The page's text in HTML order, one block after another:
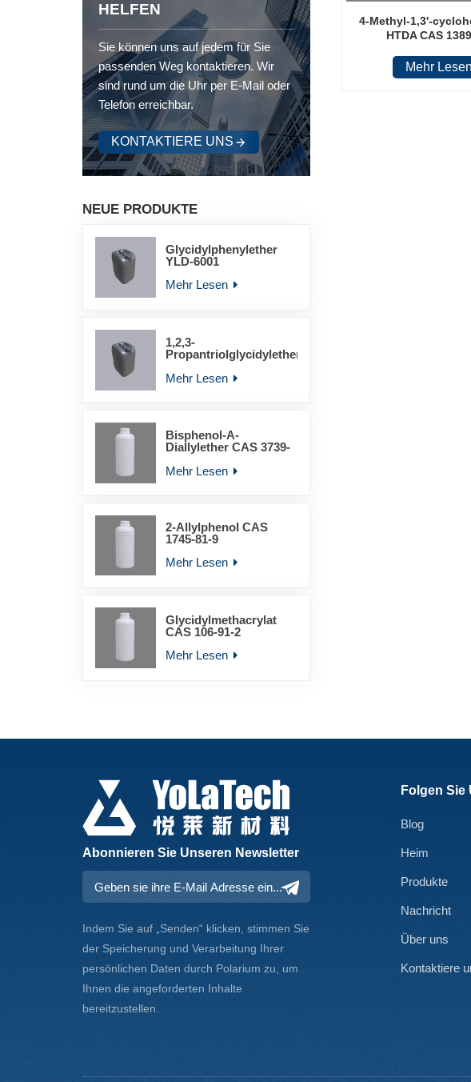
HELFEN
Sie können uns auf jedem für Sie
passenden Weg kontaktieren. Wir
sind rund um die Uhr per E-Mail oder
Telefon erreichbar.
KONTAKTIERE UNS
NEUE PRODUKTE
Glycidylphenylether
YLD-6001
Mehr Lesen
1,2,3-
Propantriolglycidylether
Mehr Lesen
Bisphenol-A-
Diallylether CAS 3739-
Mehr Lesen
2-Allylphenol CAS
1745-81-9
Mehr Lesen
Glycidylmethacrylat
CAS 106-91-2
Mehr Lesen
4-Methyl-1,3'-
HTDA CAS
Mehr Lesen
Abonnieren Sie Unseren Newsletter
Indem Sie auf „Senden“ klicken, stimmen Sie
der Speicherung und Verarbeitung Ihrer
persönlichen Daten durch Polarium zu, um
Ihnen die angeforderten Inhalte
bereitzustellen.
Folgen Sie
Blog
Heim
Produkte
Nachricht
Über uns
Kontaktiere